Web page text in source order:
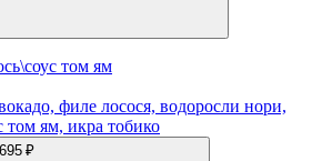
том ям
филе лосося, водоросли нори,
том ям, икра тобико
695 ₽